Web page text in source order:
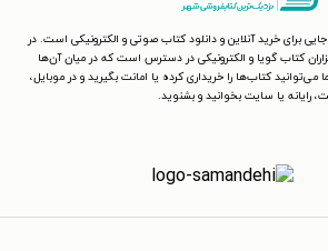
برای خرید آنلاین و دانلود کتاب صوتی و الکترونیکی است. در
کتاب گویا و الکترونیکی در دسترس است که در میان آن‌ها
کتاب‌ها را خریداری کرده یا امانت بگیرید و در موبایل،
رایانه یا سایت بخوانید و بشنوید.